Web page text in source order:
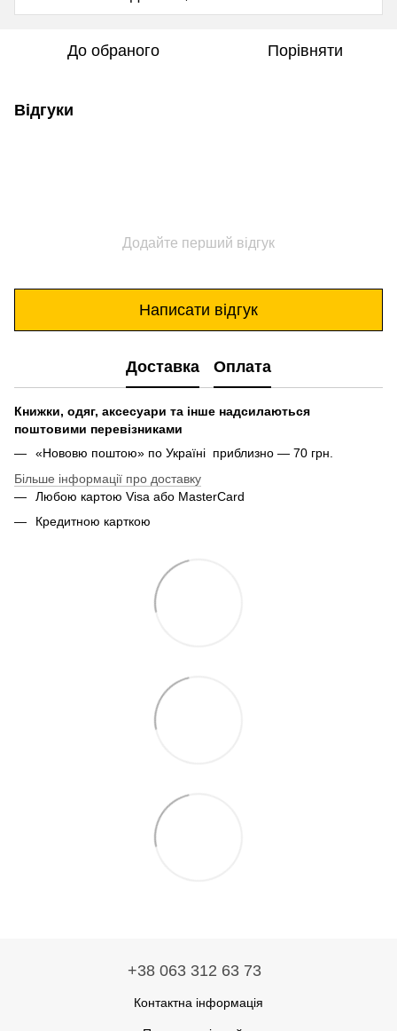
До обраного Порівняти
Відгуки
Додайте перший відгук
Написати відгук
Доставка Оплата
Книжки, одяг, аксесуари та інше надсилаються
поштовими перевізниками
«Нововю поштою» по Україні приблизно — 70 грн.
Більше інформації про доставку
Любою картою Visa або MasterCard
Кредитною карткою
+38 063 312 63 73
Контактна інформація